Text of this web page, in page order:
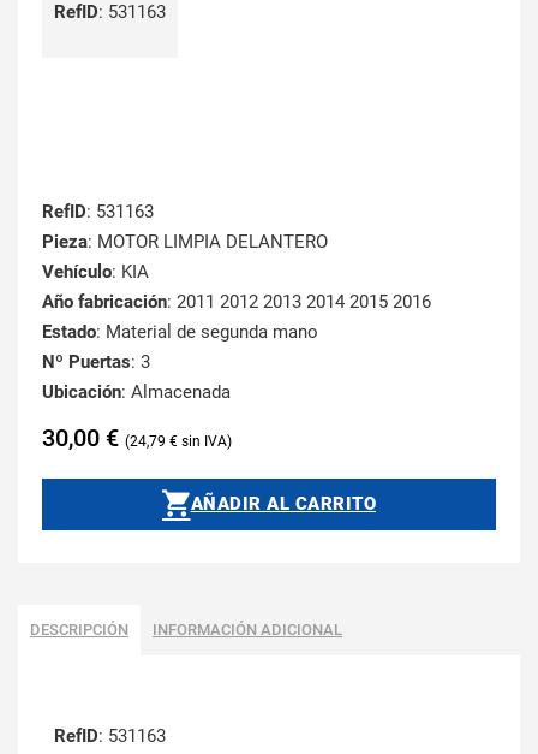
RefID: 531163
RefID: 531163
Pieza: MOTOR LIMPIA DELANTERO
Vehículo: KIA
Año fabricación: 2011 2012 2013 2014 2015 2016
Estado: Material de segunda mano
Nº Puertas: 3
Ubicación: Almacenada
30,00 € 24,79 €
AÑADIR AL CARRITO
DESCRIPCIÓN INFORMACIÓN ADICIONAL
RefID: 531163